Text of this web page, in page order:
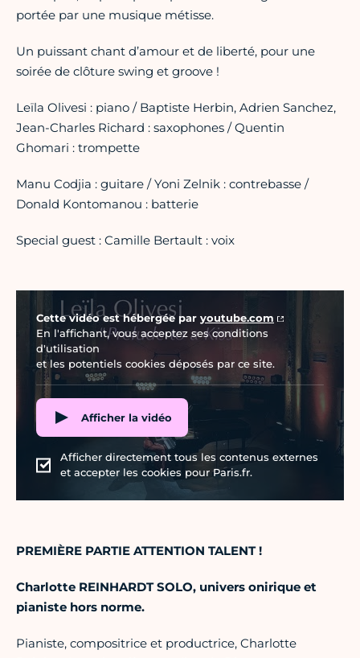
portée par une musique métisse.
Un puissant chant d’amour et de liberté, pour une
soirée de clôture swing et groove !
Leïla Olivesi : piano / Baptiste Herbin, Adrien Sanchez,
Jean-Charles Richard : saxophones / Quentin
Ghomari : trompette
Manu Codjia : guitare / Yoni Zelnik : contrebasse /
Donald Kontomanou : batterie
Special guest : Camille Bertault : voix
Vidéo Youtube
Cette vidéo est hébergée par youtube.com
En l'affichant, vous acceptez ses conditions
d'utilisation
et les potentiels cookies déposés par ce site.
Afficher la vidéo
Afficher directement tous les contenus externes
et accepter les cookies pour Paris.fr.
PREMIÈRE PARTIE ATTENTION TALENT !
Charlotte REINHARDT SOLO, univers onirique et
pianiste hors norme.
Pianiste, compositrice et productrice, Charlotte